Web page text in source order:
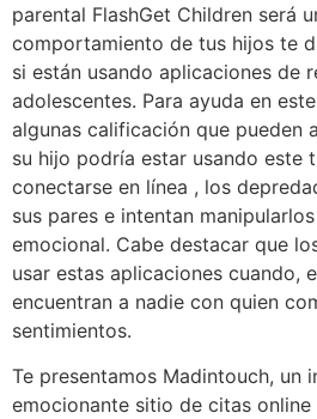
parental FlashGet Children será
comportamiento de tus hijos te
si están usando aplicaciones de
adolescentes. Para ayuda en
algunas calificación que pueden
su hijo podría estar usando este
conectarse en línea , los
sus pares e intentan
emocional. Cabe destacar que
usar estas aplicaciones cuando,
encuentran a nadie con quien
sentimientos.
Te presentamos Madintouch, un
emocionante sitio de citas online